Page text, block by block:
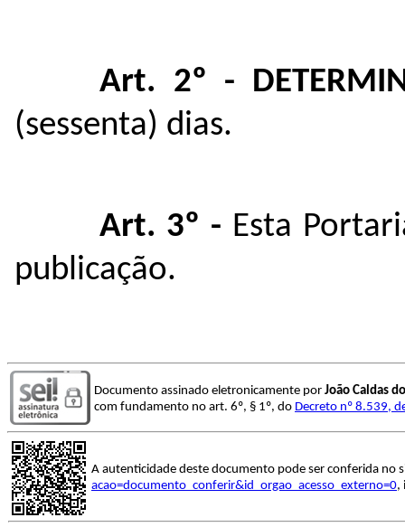
Art. 2º -
(sessenta) dias.
Art. 3º - Esta
publicação.
Documento assinado eletronicamente por João Caldas
com fundamento no art. 6º, § 1º, do Decreto nº 8.539,
A autenticidade deste documento pode ser conferida no
acao=documento_conferir&id_orgao_acesso_externo=0,